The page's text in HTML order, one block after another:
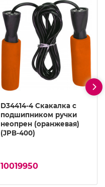
D34414-4 Скакалка с
подшипником ручки
неопрен (оранжевая)
(JPB-400)
10019950